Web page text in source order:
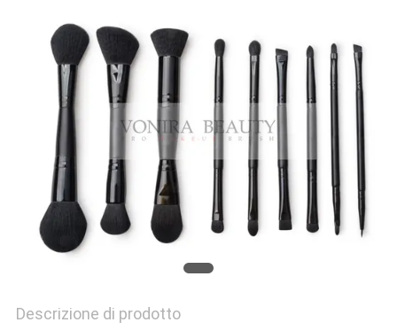
Descrizione di prodotto